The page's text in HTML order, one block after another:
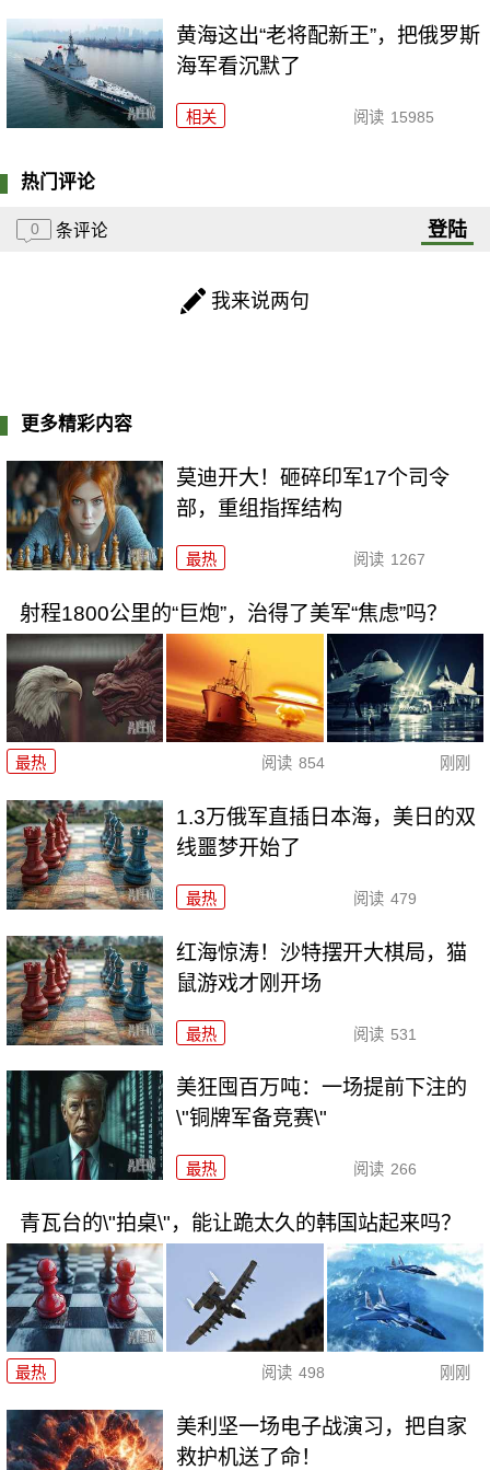
黄海这出“老将配新王”，把俄罗斯
海军看沉默了
相关 阅读 15985
热门评论
0 条评论 登陆
我来说两句
更多精彩内容
莫迪开大！砸碎印军17个司令
部，重组指挥结构
最热 阅读 1267
射程1800公里的“巨炮”，治得了美军“焦虑”吗？
最热 阅读 854 刚刚
1.3万俄军直插日本海，美日的双
线噩梦开始了
最热 阅读 479
红海惊涛！沙特摆开大棋局，猫
鼠游戏才刚开场
最热 阅读 531
美狂囤百万吨：一场提前下注的
\"铜牌军备竞赛\"
最热 阅读 266
青瓦台的\"拍桌\"，能让跪太久的韩国站起来吗？
最热 阅读 498 刚刚
美利坚一场电子战演习，把自家
救护机送了命！